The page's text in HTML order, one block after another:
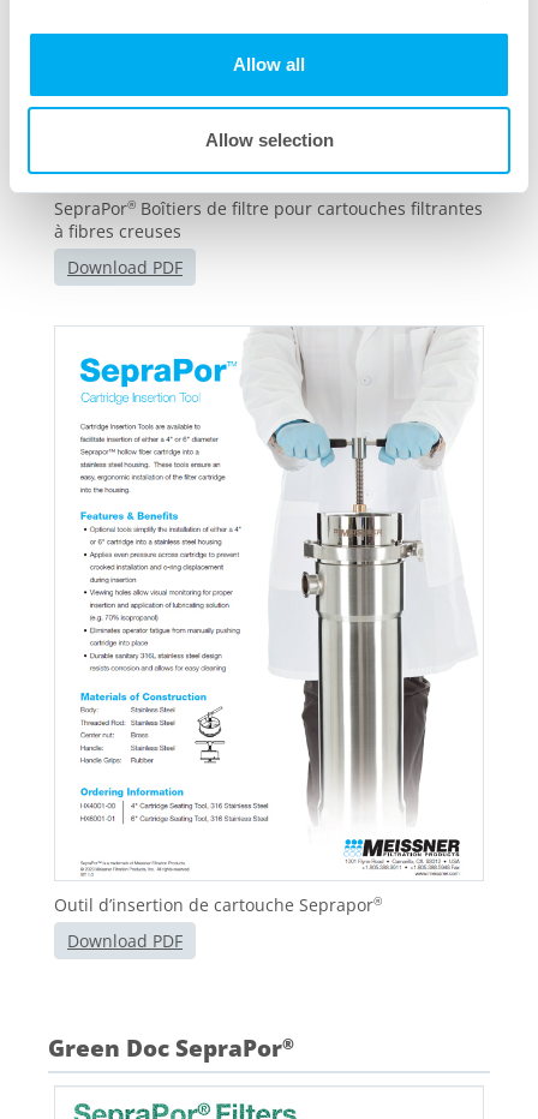
Allow all
Allow selection
SepraPor® Boîtiers de filtre pour cartouches filtrantes
à fibres creuses
Download PDF
Outil d’insertion de cartouche Seprapor®
Download PDF
Green Doc SepraPor®